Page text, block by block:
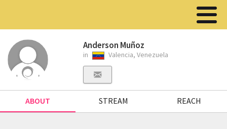
Anderson Muñoz
in Valencia, Venezuela
ABOUT STREAM REACH